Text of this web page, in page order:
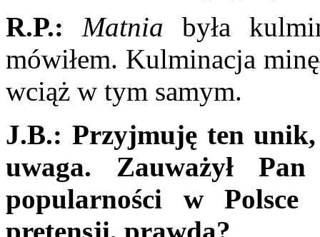
R.P.:
Matnia była
mówiłem. Kulminacja
wciąż w tym samym.
J.B.: Przyjmuję ten
uwaga. Zauważył
popularności w